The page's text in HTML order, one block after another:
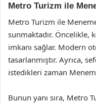
Metro Turizm ile
Metro Turizm ile
sunmaktadır.
imkanı sağlar. Modern
tasarlanmıştır. Ayrıca,
istedikleri zaman
Bunun yanı sıra, Metro